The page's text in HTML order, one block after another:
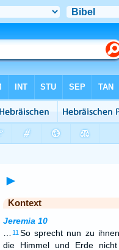
►
Kontext
Jeremia 10
11 So sprecht nun zu
die Himmel und Erde nicht